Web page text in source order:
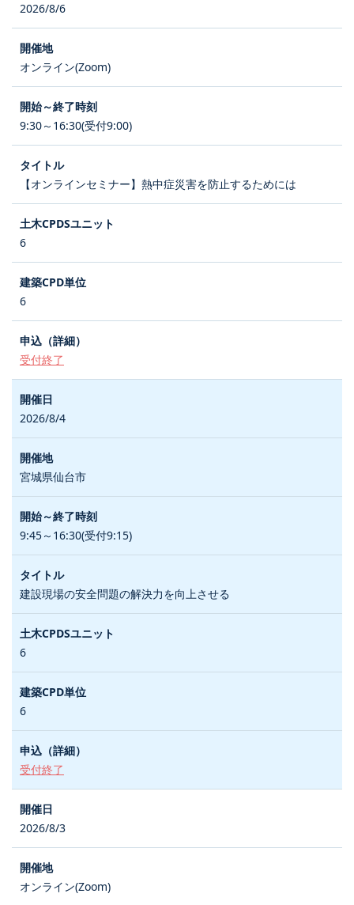
2026/8/6
オンライン(Zoom)
9:30～16:30(受付9:00)
【オンラインセミナー】熱中症災害を防止するためには
6
6
受付終了
2026/8/4
宮城県仙台市
9:45～16:30(受付9:15)
建設現場の安全問題の解決力を向上させる
6
6
受付終了
2026/8/3
オンライン(Zoom)